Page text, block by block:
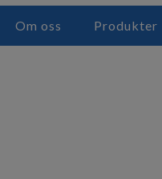
Om oss Produkter